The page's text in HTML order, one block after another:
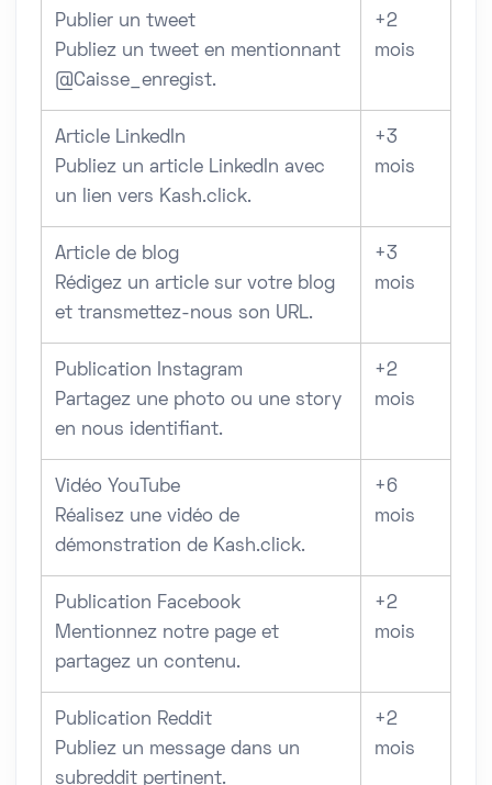
Publier un tweet
Publiez un tweet en mentionnant
@Caisse_enregist.
+2
mois
Article LinkedIn
Publiez un article LinkedIn avec
un lien vers Kash.click.
+3
mois
Article de blog
Rédigez un article sur votre blog
et transmettez-nous son URL.
+3
mois
Publication Instagram
Partagez une photo ou une story
en nous identifiant.
+2
mois
Vidéo YouTube
Réalisez une vidéo de
démonstration de Kash.click.
+6
mois
Publication Facebook
Mentionnez notre page et
partagez un contenu.
+2
mois
Publication Reddit
Publiez un message dans un
subreddit pertinent.
+2
mois